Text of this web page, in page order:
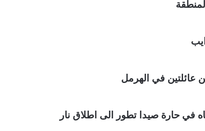
عائلتين في الهرمل
في حارة صيدا تطور الى اطلاق نار